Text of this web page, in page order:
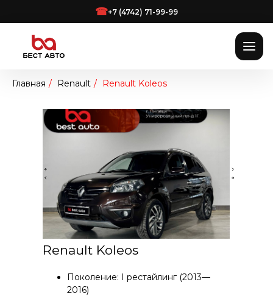
☎+7 (4742) 71-99-99
Главная / Renault / Renault Koleos
Поколение: I рестайлинг (2013—
2016)
Renault Koleos